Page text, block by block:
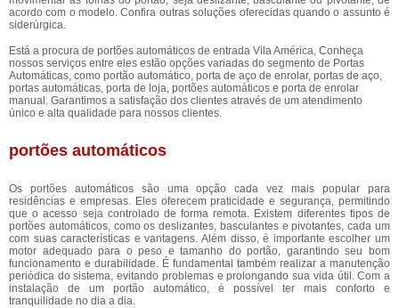
acordo com o modelo. Confira outras soluções oferecidas quando o assunto é
siderúrgica.
Está a procura de portões automáticos de entrada Vila América, Conheça
nossos serviços entre eles estão opções variadas do segmento de Portas
Automáticas, como portão automático, porta de aço de enrolar, portas de aço,
portas automáticas, porta de loja, portões automáticos e porta de enrolar
manual. Garantimos a satisfação dos clientes através de um atendimento
único e alta qualidade para nossos clientes.
portões automáticos
Os portões automáticos são uma opção cada vez mais popular para
residências e empresas. Eles oferecem praticidade e segurança, permitindo
que o acesso seja controlado de forma remota. Existem diferentes tipos de
portões automáticos, como os deslizantes, basculantes e pivotantes, cada um
com suas características e vantagens. Além disso, é importante escolher um
motor adequado para o peso e tamanho do portão, garantindo seu bom
funcionamento e durabilidade. É fundamental também realizar a manutenção
periódica do sistema, evitando problemas e prolongando sua vida útil. Com a
instalação de um portão automático, é possível ter mais conforto e
tranquilidade no dia a dia.